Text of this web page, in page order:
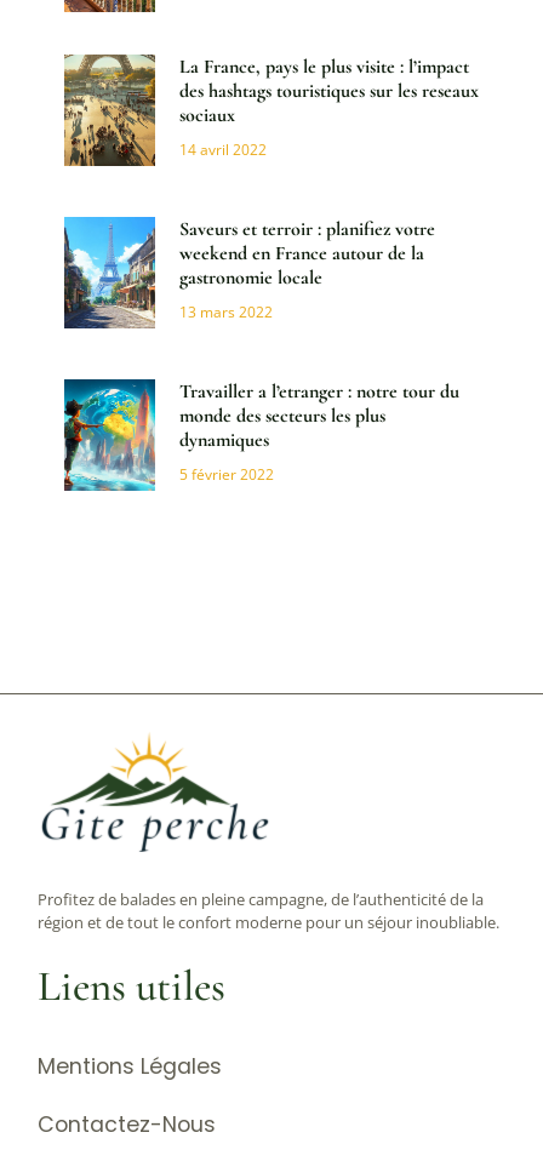
La France, pays le plus visite : l’impact
des hashtags touristiques sur les reseaux
sociaux
14 avril 2022
Saveurs et terroir : planifiez votre
weekend en France autour de la
gastronomie locale
13 mars 2022
Travailler a l’etranger : notre tour du
monde des secteurs les plus
dynamiques
5 février 2022
Profitez de balades en pleine campagne, de l’authenticité de la
région et de tout le confort moderne pour un séjour inoubliable.
Liens utiles
Mentions Légales
Contactez-Nous